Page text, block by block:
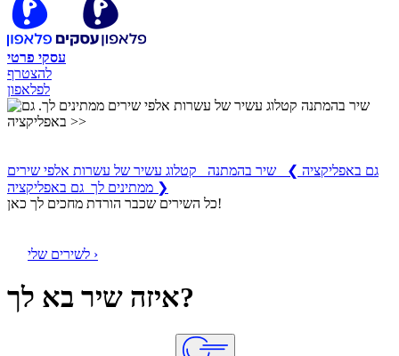
עסקי פרטי
להצטרף
לפלאפון
גם באפליקציה ❯
שיר בהמתנה קטלוג עשיר של עשרות אלפי שירים
ממתינים לך גם באפליקציה ❯
כל השירים שכבר הורדת מחכים לך כאן!
לשירים שלי ›
איזה שיר בא לך?